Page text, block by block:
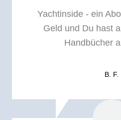
Yachtinside - ein
Geld und Du hast
Handbücher
B. F.